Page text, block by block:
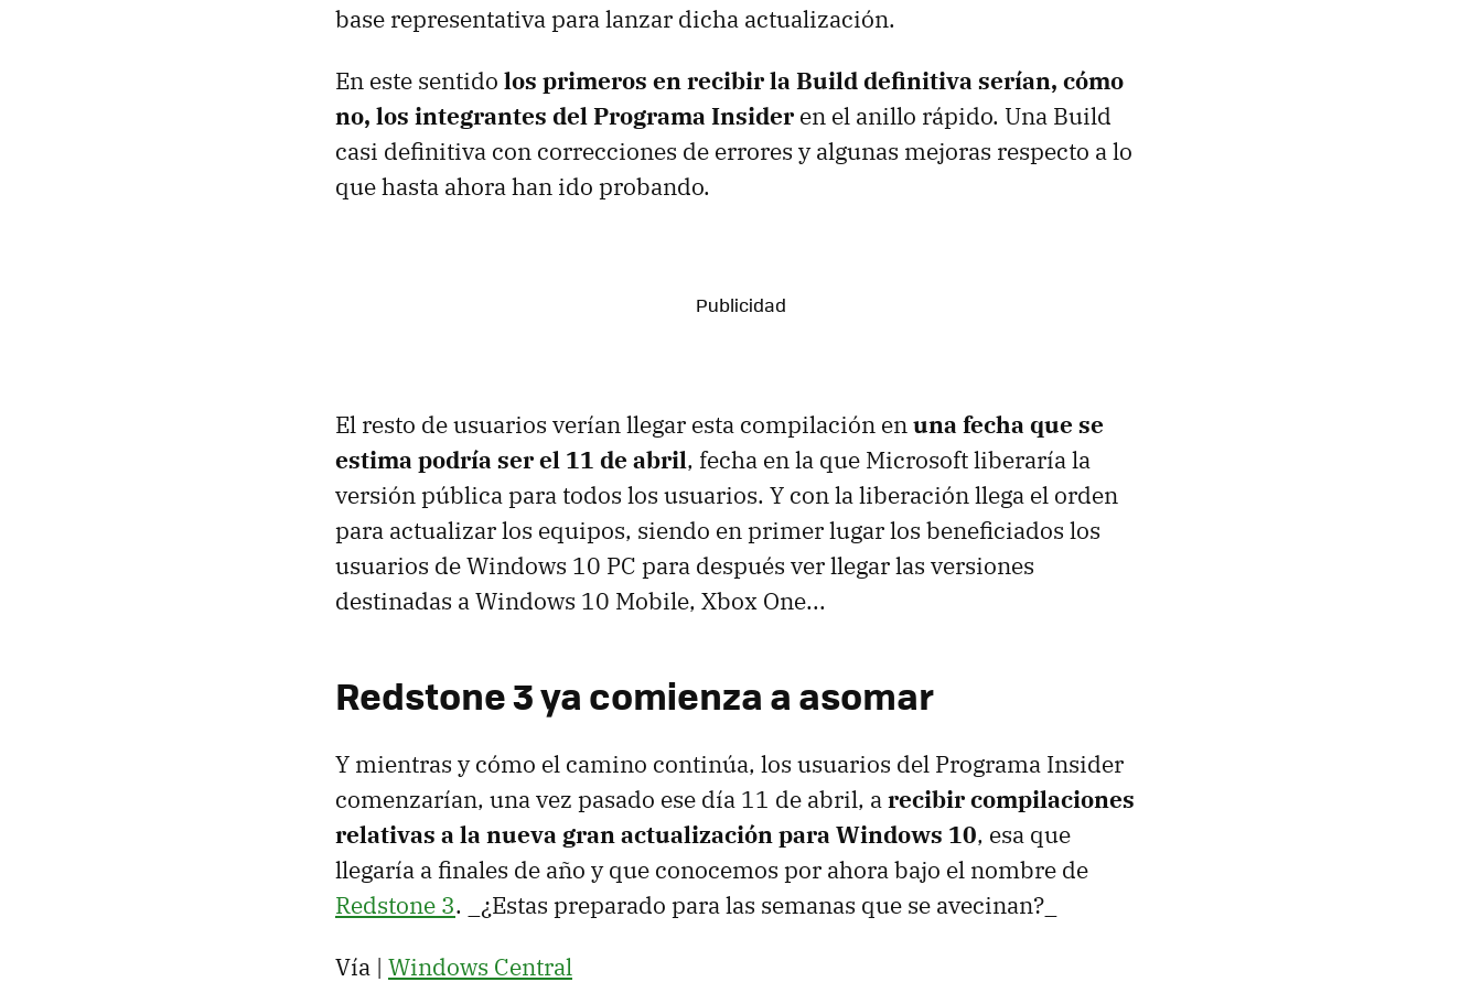
base representativa para lanzar dicha actualización.
En este sentido los primeros en recibir la Build definitiva serían, cómo
no, los integrantes del Programa Insider en el anillo rápido. Una Build
casi definitiva con correcciones de errores y algunas mejoras respecto a lo
que hasta ahora han ido probando.
El resto de usuarios verían llegar esta compilación enuna fecha que se
estima podría ser el 11 de abril, fecha en la que Microsoft liberaría la
versión pública para todos los usuarios. Y con la liberación llega el orden
para actualizar los equipos, siendo en primer lugar los beneficiados los
usuarios de Windows 10 PC para después ver llegar las versiones
destinadas a Windows 10 Mobile, Xbox One...
Redstone 3 ya comienza a asomar
Y mientras y cómo el camino continúa, los usuarios del Programa Insider
comenzarían, una vez pasado ese día 11 de abril, arecibir compilaciones
relativas a la nueva gran actualización para Windows 10, esa que
llegaría a finales de año y que conocemos por ahora bajo el nombre de
Redstone 3. _¿Estas preparado para las semanas que se avecinan?_
Vía | Windows Central